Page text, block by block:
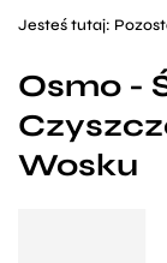
stopce
Jesteś tutaj:
Osmo -
Wosku